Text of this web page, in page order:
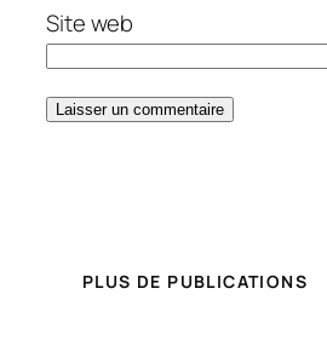
Site web
PLUS DE PUBLICATIONS